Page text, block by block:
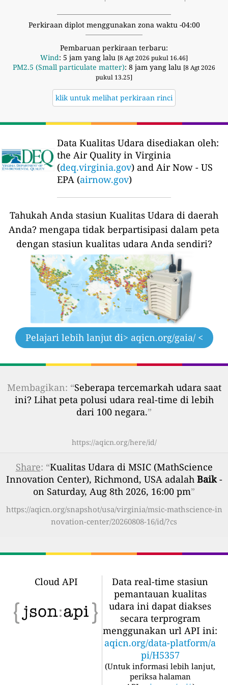
Perkiraan diplot menggunakan zona waktu -04:00
Pembaruan perkiraan terbaru:
Wind: 5 jam yang lalu [8 Agt 2026 pukul 16.46]
PM2.5 (Small particulate matter): 8 jam yang lalu [8 Agt 2026
pukul 13.25]
klik untuk melihat perkiraan rinci
Data Kualitas Udara disediakan oleh:
the Air Quality in Virginia
(deq.virginia.gov) and Air Now - US
EPA (airnow.gov)
Tahukah Anda stasiun Kualitas Udara di daerah
Anda? mengapa tidak berpartisipasi dalam peta
dengan stasiun kualitas udara Anda sendiri?
Pelajari lebih lanjut di> aqicn.org/gaia/ <
Membagikan: “Seberapa tercemarkah udara saat
ini? Lihat peta polusi udara real-time di lebih
dari 100 negara.”
https://aqicn.org/here/id/
Share: “Kualitas Udara di MSIC (MathScience
Innovation Center), Richmond, USA adalah Baik-
on Saturday, Aug 8th 2026, 16:00 pm”
https://aqicn.org/snapshot/usa/virginia/msic-mathscience-in
novation-center/20260808-16/id/?cs
Cloud API
Data real-time stasiun
pemantauan kualitas
udara ini dapat diakses
secara terprogram
menggunakan url API ini:
aqicn.org/data-platform/a
pi/H5357
(Untuk informasi lebih lanjut,
periksa halaman